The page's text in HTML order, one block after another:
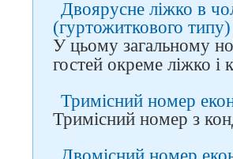
Двоярусне ліжко в
(гуртожиткового типу)
У цьому загальному
гостей окреме ліжко і
Тримісний номер
Тримісний номер з